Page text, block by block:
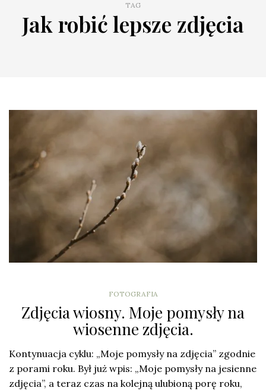
TAG
Jak robić lepsze zdjęcia
FOTOGRAFIA
Zdjęcia wiosny. Moje pomysły na
wiosenne zdjęcia.
Kontynuacja cyklu: „Moje pomysły na zdjęcia” zgodnie
z porami roku. Był już wpis: „Moje pomysły na jesienne
zdjęcia”, a teraz czas na kolejną ulubioną porę roku,